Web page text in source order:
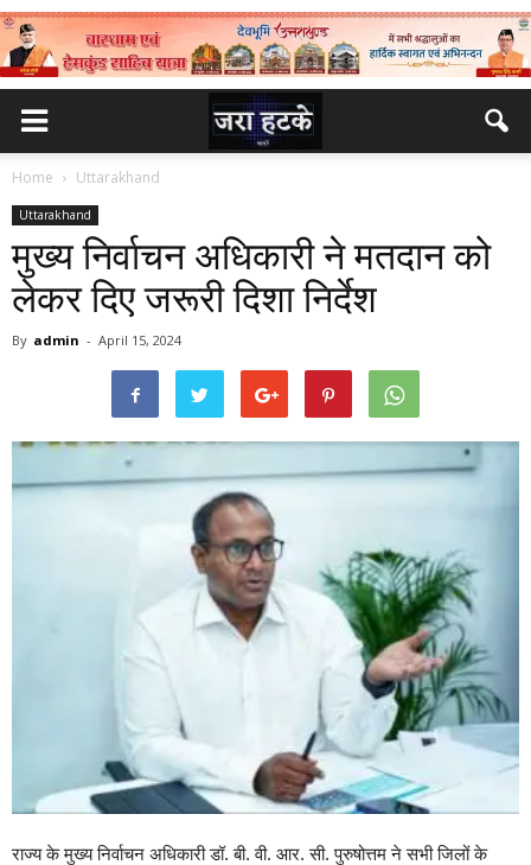
Home Uttarakhand
Uttarakhand
मुख्य निर्वाचन अधिकारी ने मतदान को
लेकर दिए जरूरी दिशा निर्देश
By admin - April 15, 2024
राज्य के मुख्य निर्वाचन अधिकारी डॉ. बी. वी. आर. सी. पुरुषोत्तम ने सभी जिलों के